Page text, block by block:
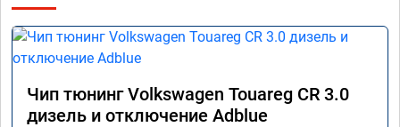
Чип тюнинг Volkswagen Touareg CR 3.0
дизель и отключение Adblue